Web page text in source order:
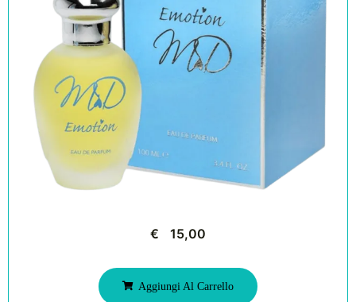
€ 15,00
Aggiungi Al Carrello